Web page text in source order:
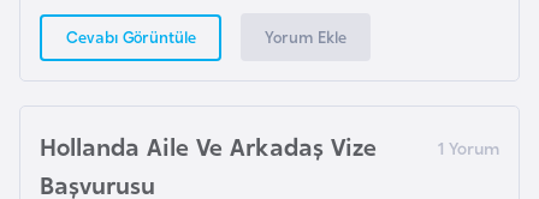
Cevabı Görüntüle Yorum Ekle
Hollanda Aile Ve Arkadaş Vize
Başvurusu
i
e
B
i
s